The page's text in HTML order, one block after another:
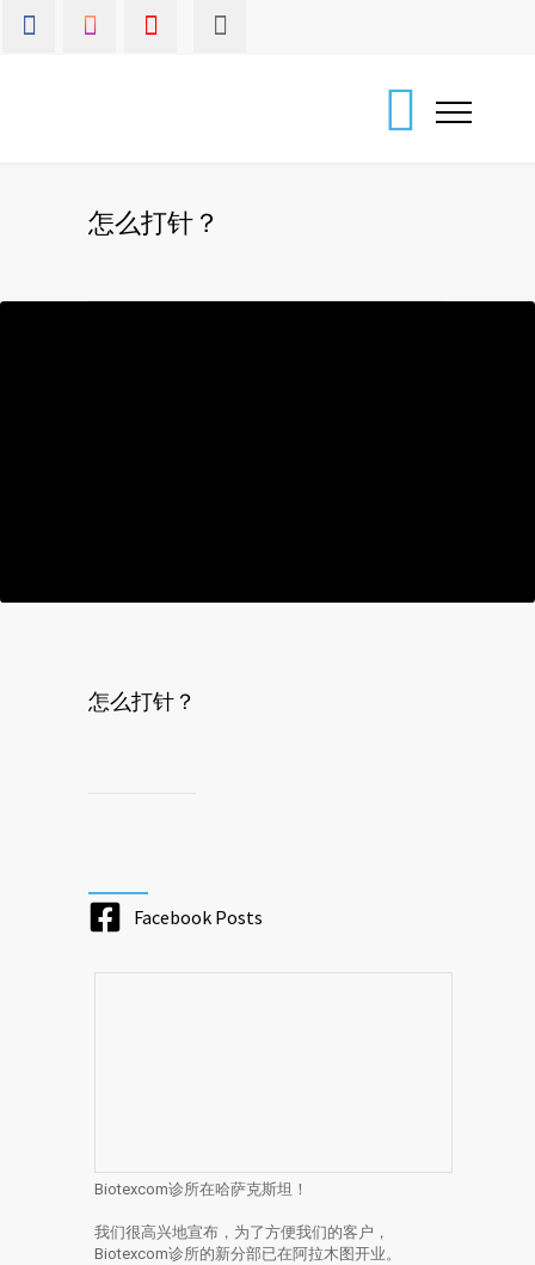
怎么打针？
怎么打针？
Facebook Posts
Biotexcom诊所在哈萨克斯坦！
我们很高兴地宣布，为了方便我们的客户，
Biotexcom诊所的新分部已在阿拉木图开业。